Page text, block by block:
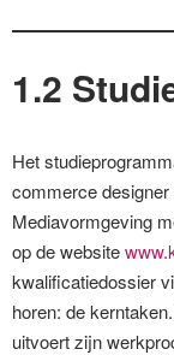
1.2
Het
commerce
Mediavormgeving
op de website
kwalificatiedossier
horen: de
uitvoert zijn